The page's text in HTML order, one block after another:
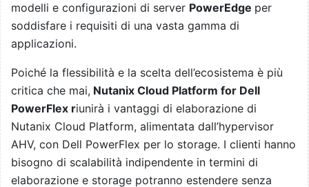
modelli e configurazioni di server PowerEdge per
soddisfare i requisiti di una vasta gamma di
applicazioni.
Poiché la flessibilità e la scelta dell’ecosistema è più
critica che mai, Nutanix Cloud Platform for Dell
PowerFlex riunirà i vantaggi di elaborazione di
Nutanix Cloud Platform, alimentata dall’hypervisor
AHV, con Dell PowerFlex per lo storage. I clienti hanno
bisogno di scalabilità indipendente in termini di
elaborazione e storage potranno estendere senza